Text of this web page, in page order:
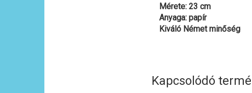
Mérete: 23 cm
Anyaga: papír
Kiváló Német minőség
Kapcsolódó